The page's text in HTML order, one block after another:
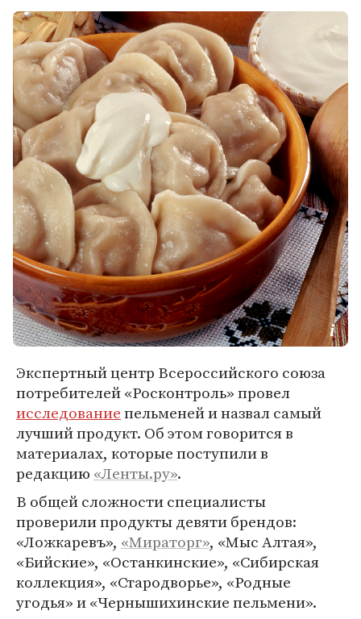
Экспертный центр Всероссийского союза
потребителей «Росконтроль» провел
исследованиепельменей и назвал самый
лучший продукт. Об этом говорится в
материалах, которые поступили в
редакцию «Ленты.ру».
В общей сложности специалисты
проверили продукты девяти брендов:
«Ложкаревъ», «Мираторг», «Мыс Алтая»,
«Бийские», «Останкинские», «Сибирская
коллекция», «Стародворье», «Родные
угодья» и «Чернышихинские пельмени».